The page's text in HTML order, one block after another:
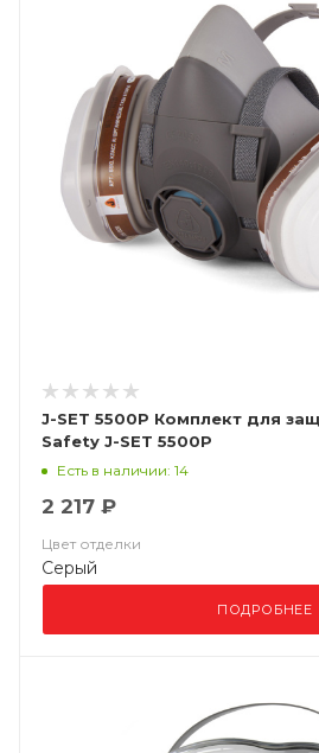
J-SET 5500P Комплект для
Safety J-SET 5500P
Есть в наличии: 14
2 217 ₽
Цвет отделки
Серый
ПОДРОБНЕЕ